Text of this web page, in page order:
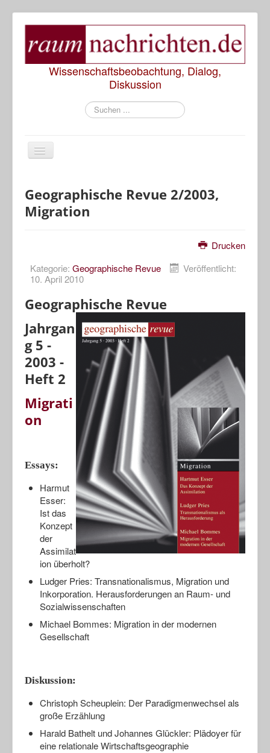
Wissenschaftsbeobachtung, Dialog,
Diskussion
Rezensionen
Diskussionen
Geographische Revue
Geographische Revue 2/2003,
Migration
Drucken
Kategorie: Geographische Revue
Veröffentlicht:
10. April 2010
Geographische Revue
Jahrgan
g 5 -
2003 -
Heft 2
Migrati
on
Essays:
Harmut
Esser:
Ist das
Konzept
der
Assimilat
ion überholt?
Ludger Pries: Transnationalismus, Migration und
Inkorporation. Herausforderungen an Raum- und
Sozialwissenschaften
Michael Bommes: Migration in der modernen
Gesellschaft
Diskussion:
Christoph Scheuplein: Der Paradigmenwechsel als
große Erzählung
Harald Bathelt und Johannes Glückler: Plädoyer für
eine relationale Wirtschaftsgeographie